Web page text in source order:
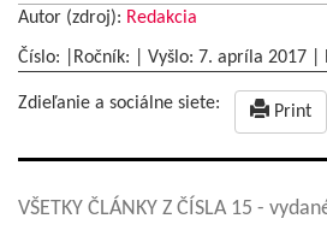
Autor (zdroj): Redakcia
Číslo: |Ročník: | Vyšlo: 7. apríla 2017
Zdieľanie a sociálne siete: Print
VŠETKY ČLÁNKY Z ČÍSLA 15 -